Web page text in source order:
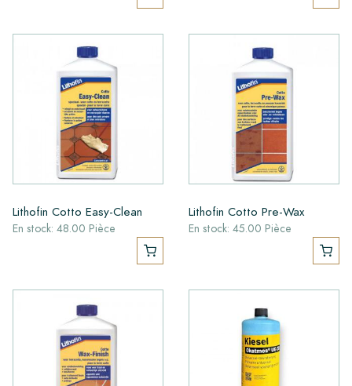
Lithofin Cotto Easy-Clean
En stock: 48.00 Pièce
Lithofin Cotto Pre-Wax
En stock: 45.00 Pièce